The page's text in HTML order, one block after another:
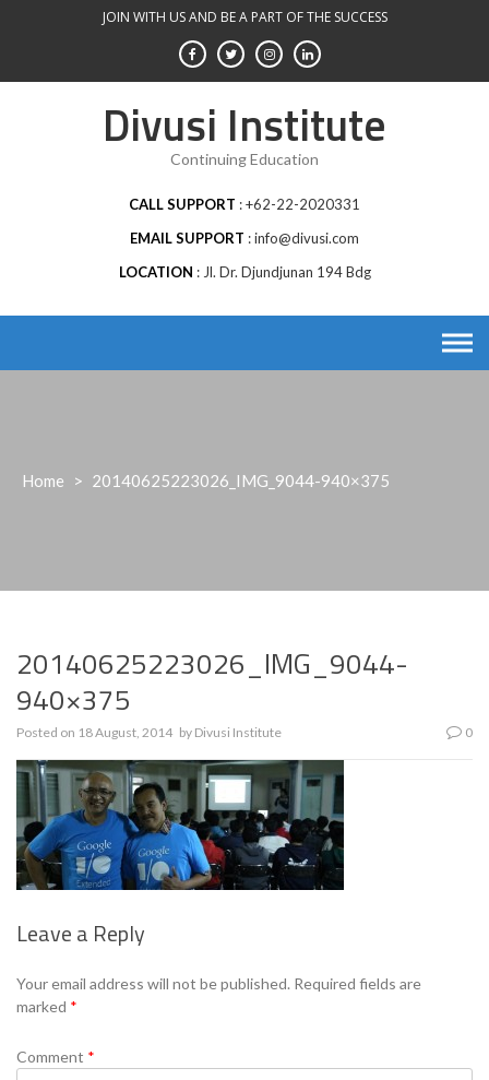
JOIN WITH US AND BE A PART OF THE SUCCESS
Divusi Institute
Continuing Education
CALL SUPPORT
+62-22-2020331
EMAIL SUPPORT
info@divusi.com
LOCATION
Jl. Dr. Djundjunan 194 Bdg
Home > 20140625223026_IMG_9044-940×375
20140625223026_IMG_9044-
940×375
Posted on 18 August, 2014 by Divusi Institute 0
Leave a Reply
Your email address will not be published. Required fields are
marked *
Comment *